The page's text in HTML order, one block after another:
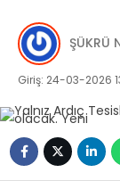
SAĞLIK
KÜLTÜR/
ŞÜKRÜ
Giriş: 24-03-2026